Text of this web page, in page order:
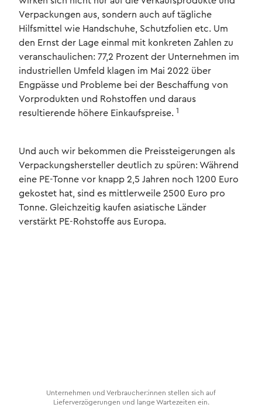
Verpackungen aus, sondern auch auf tägliche
Hilfsmittel wie Handschuhe, Schutzfolien etc. Um
den Ernst der Lage einmal mit konkreten Zahlen zu
veranschaulichen: 77,2 Prozent der Unternehmen im
industriellen Umfeld klagen im Mai 2022 über
Engpässe und Probleme bei der Beschaffung von
Vorprodukten und Rohstoffen und daraus
resultierende höhere Einkaufspreise. 1
Und auch wir bekommen die Preissteigerungen als
Verpackungshersteller deutlich zu spüren: Während
eine PE-Tonne vor knapp 2,5 Jahren noch 1200 Euro
gekostet hat, sind es mittlerweile 2500 Euro pro
Tonne. Gleichzeitig kaufen asiatische Länder
verstärkt PE-Rohstoffe aus Europa.
Unternehmen und Verbraucher:innen stellen sich auf
Lieferverzögerungen und lange Wartezeiten ein.